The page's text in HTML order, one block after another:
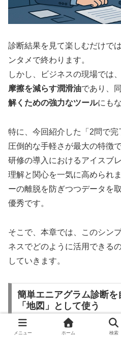
診断結果を見て楽しむだけで
ンタメで終わります。
しかし、ビジネスの現場では
摩擦を減らす潤滑油であり、
解くための強力なツールにも
特に、今回紹介した「2問で完
圧倒的な手軽さが最大の特徴で
研修の導入におけるアイスブ
理解と関心を一気に高められ
ーの離脱を防ぎつつデータを
優秀です。
そこで、本章では、このシン
ネスでどのように活用できる
していきます。
簡単エニアグラム診断
「地図」として使う
メニュー ホーム 検索